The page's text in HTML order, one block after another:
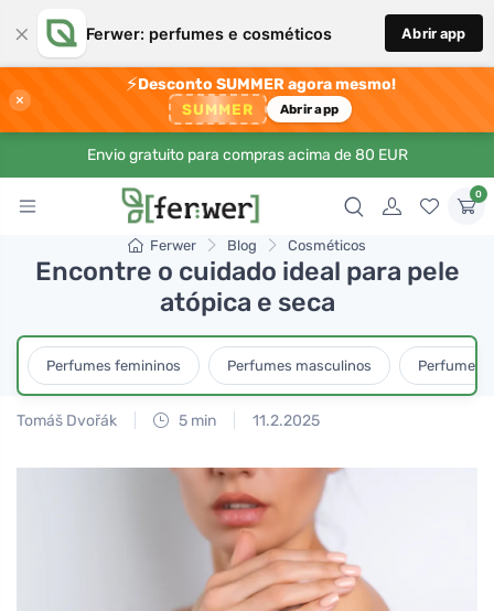
× Ferwer: perfumes e cosméticos Abrir app
×
⚡Desconto SUMMER agora mesmo!
SUMMER Abrir app
Envio gratuito para compras acima de 80 EUR
0
Ferwer Blog Cosméticos
Encontre o cuidado ideal para pele
atópica e seca
Perfumes femininos Perfumes masculinos Perfumes
Tomáš Dvořák 5 min 11.2.2025